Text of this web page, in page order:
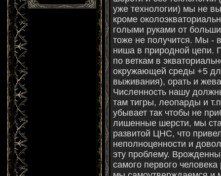
уже технологии) мы не
кроме
голыми руками от
тоже не получится. Мы -
ниша в природной цепи.
по веткам в
окружающей среды +5
выживания), орать и
Численность нашу
там тигры, леопарды и
убывает так чтобы не
лишенные шерсти, мы
развитой ЦНС, что
неполноценности и
эту проблему.
самого первого